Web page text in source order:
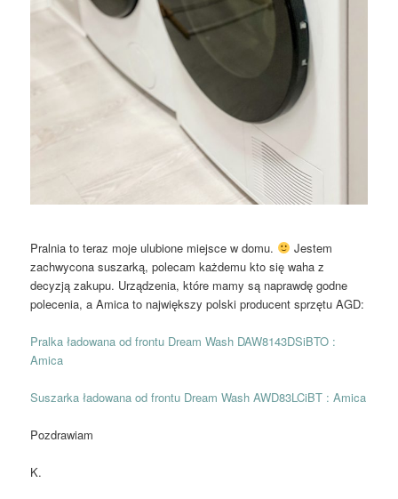
Pralnia to teraz moje ulubione miejsce w domu.
Jestem
zachwycona suszarką, polecam każdemu kto się waha z
decyzją zakupu. Urządzenia, które mamy są naprawdę godne
polecenia, a Amica to największy polski producent sprzętu AGD:
Pralka ładowana od frontu Dream Wash DAW8143DSiBTO :
Amica
Suszarka ładowana od frontu Dream Wash AWD83LCiBT : Amica
Pozdrawiam
K.